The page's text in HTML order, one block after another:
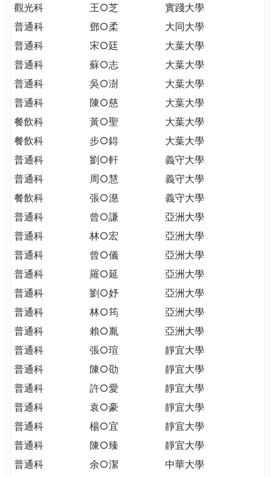
觀光科
王○芝
實踐大學
普通科
鄧○柔
大同大學
普通科
宋○廷
大葉大學
普通科
蘇○志
大葉大學
普通科
吳○澍
大葉大學
普通科
陳○慈
大葉大學
餐飲科
黃○聖
大葉大學
餐飲科
步○鍀
大葉大學
普通科
劉○軒
義守大學
普通科
周○慧
義守大學
餐飲科
張○濨
義守大學
普通科
曾○謙
亞洲大學
普通科
林○宏
亞洲大學
普通科
曾○儀
亞洲大學
普通科
羅○延
亞洲大學
普通科
劉○妤
亞洲大學
普通科
林○筠
亞洲大學
普通科
賴○胤
亞洲大學
普通科
張○瑄
靜宜大學
普通科
陳○劭
靜宜大學
普通科
許○愛
靜宜大學
普通科
袁○豪
靜宜大學
普通科
楊○宜
靜宜大學
普通科
陳○臻
靜宜大學
普通科
余○潔
中華大學